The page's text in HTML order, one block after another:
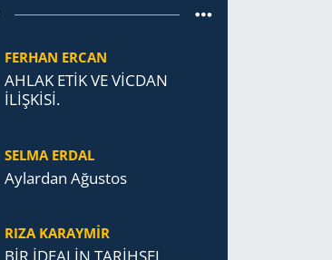
FERHAN ERCAN
AHLAK ETİK VE VİCDAN
İLİŞKİSİ.
SELMA ERDAL
Aylardan Ağustos
RIZA KARAYMIR